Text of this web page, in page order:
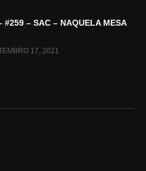
#259 – SAC – NAQUELA MESA
17, 2021